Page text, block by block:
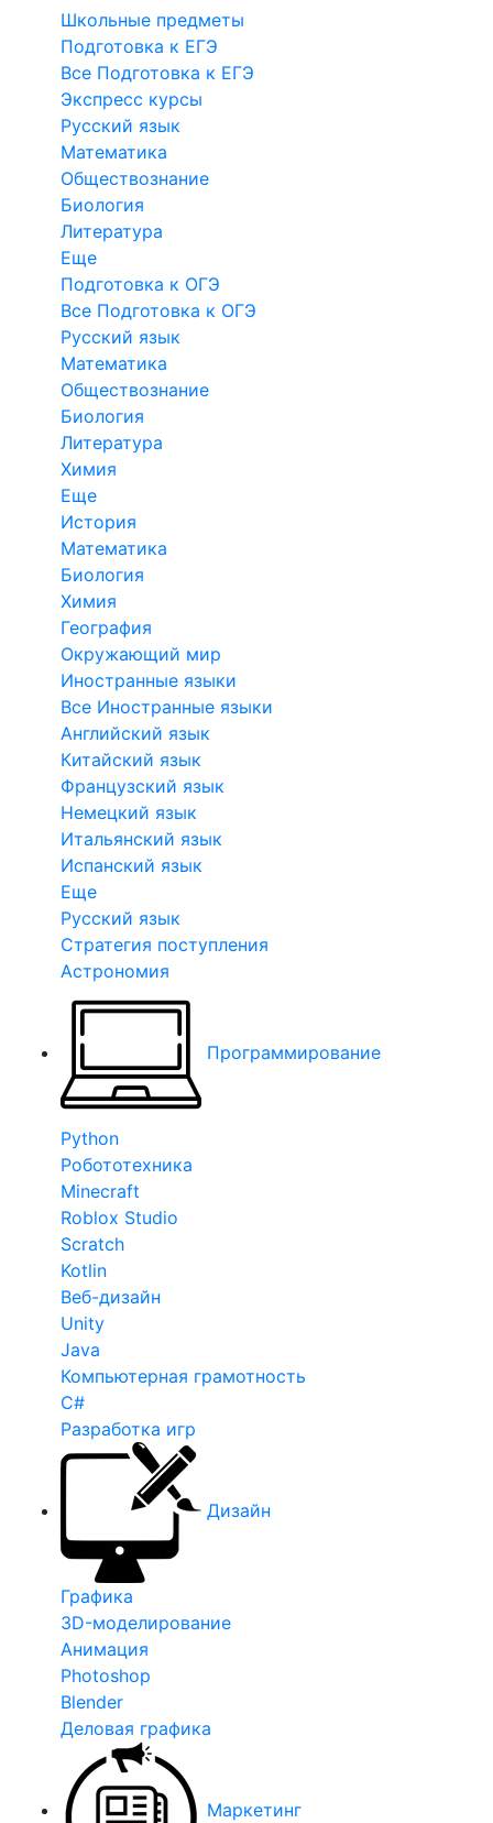
Школьные предметы
Подготовка к ЕГЭ
Все Подготовка к ЕГЭ
Экспресс курсы
Русский язык
Математика
Обществознание
Биология
Литература
Еще
Подготовка к ОГЭ
Все Подготовка к ОГЭ
Русский язык
Математика
Обществознание
Биология
Литература
Химия
Еще
История
Математика
Биология
Химия
География
Окружающий мир
Иностранные языки
Все Иностранные языки
Английский язык
Китайский язык
Французский язык
Немецкий язык
Итальянский язык
Испанский язык
Еще
Русский язык
Стратегия поступления
Астрономия
Программирование
Python
Робототехника
Minecraft
Roblox Studio
Scratch
Kotlin
Веб-дизайн
Unity
Java
Компьютерная грамотность
C#
Разработка игр
Дизайн
Графика
3D-моделирование
Анимация
Photoshop
Blender
Деловая графика
Маркетинг